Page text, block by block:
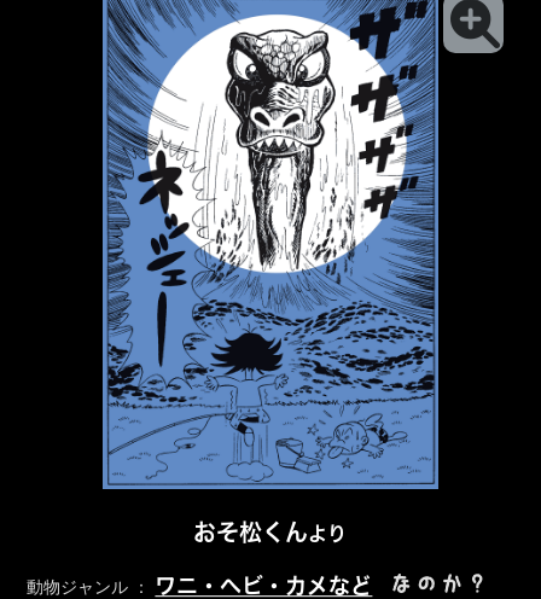
おそ松くんより
動物ジャンル ： ワニ・ヘビ・カメなど なのか？